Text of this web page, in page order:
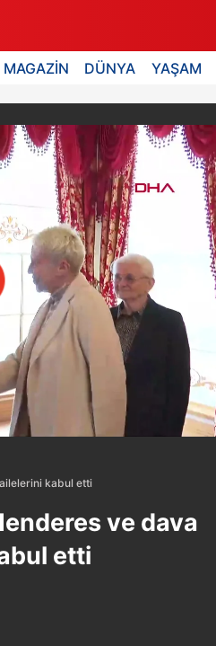
MAGAZİN DÜNYA YAŞAM
kabul etti
ve dava
etti